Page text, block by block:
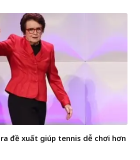
đề xuất giúp tennis dễ chơi hơn